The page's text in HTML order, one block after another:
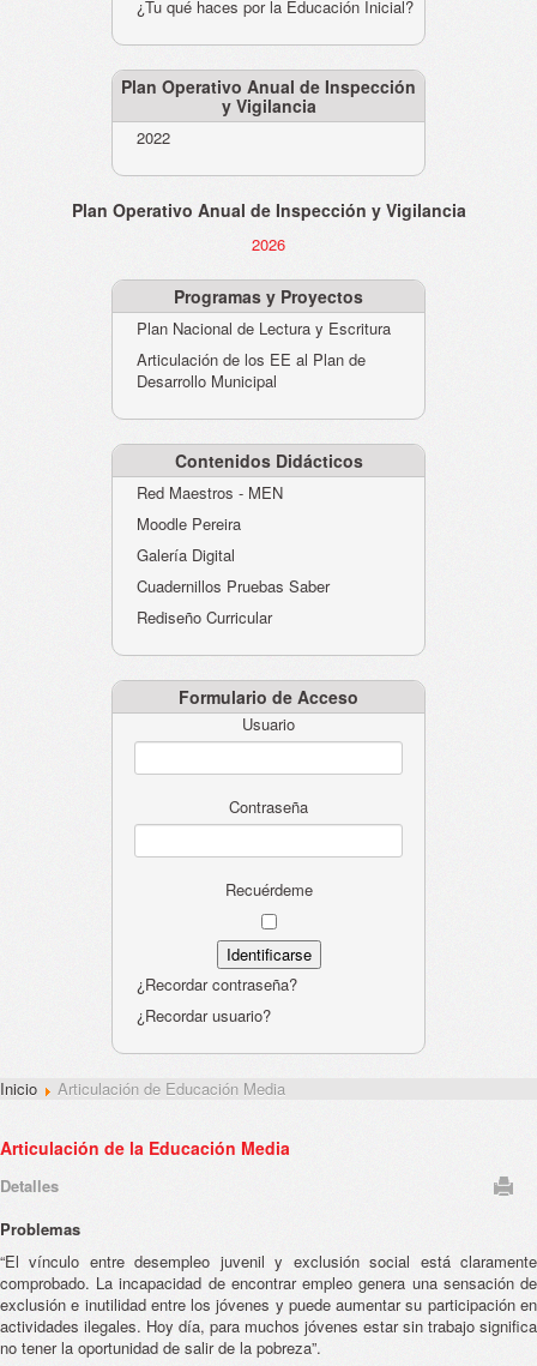
¿Tu qué haces por la Educación Inicial?
Plan Operativo Anual de Inspección
y Vigilancia
2022
Plan Operativo Anual de Inspección y Vigilancia
2026
Programas y Proyectos
Plan Nacional de Lectura y Escritura
Articulación de los EE al Plan de
Desarrollo Municipal
Contenidos Didácticos
Red Maestros - MEN
Moodle Pereira
Galería Digital
Cuadernillos Pruebas Saber
Rediseño Curricular
Formulario de Acceso
Usuario
Contraseña
Recuérdeme
¿Recordar contraseña?
¿Recordar usuario?
Inicio Articulación de Educación Media
Articulación de la Educación Media
Detalles
Problemas
“El vínculo entre desempleo juvenil y exclusión social está claramente
comprobado. La incapacidad de encontrar empleo genera una sensación de
exclusión e inutilidad entre los jóvenes y puede aumentar su participación en
actividades ilegales. Hoy día, para muchos jóvenes estar sin trabajo significa
no tener la oportunidad de salir de la pobreza”.